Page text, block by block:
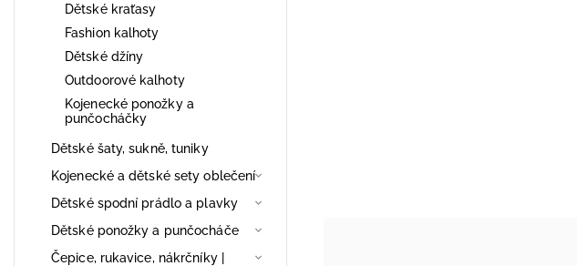
Dětské kraťasy
Fashion kalhoty
Dětské džíny
Outdoorové kalhoty
Kojenecké ponožky a
punčocháčky
Dětské šaty, sukně, tuniky
Kojenecké a dětské sety oblečení
Dětské spodní prádlo a plavky
Dětské ponožky a punčocháče
Čepice, rukavice, nákrčníky |